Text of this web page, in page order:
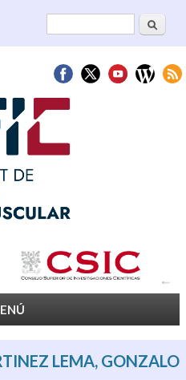
Formulari deCerca
LEMA, GONZALO